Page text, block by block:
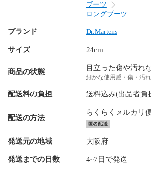
ブーツ
ロングブーツ
ブランド Dr.Martens
サイズ 24cm
商品の状態 目立った傷や汚れ
細かな使用感・傷・汚
配送料の負担 送料込み(出品者負
配送の方法
らくらくメルカリ
匿名配送
発送元の地域 大阪府
発送までの日数 4~7日で発送